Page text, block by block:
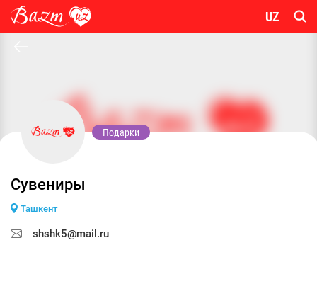
UZ
Подарки
Сувениры
Ташкент
shshk5@mail.ru